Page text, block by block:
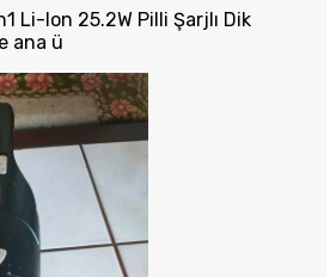
Li-Ion 25.2W Pilli Şarjlı Dik
ana ü